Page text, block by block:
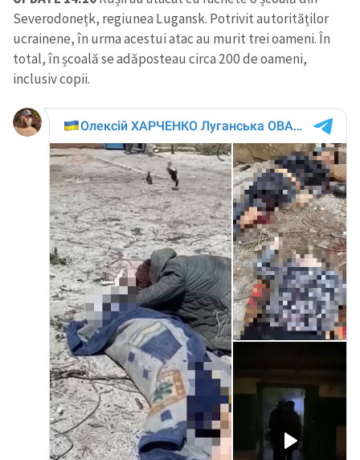
Severodonețk, regiunea Lugansk. Potrivit autorităților
ucrainene, în urma acestui atac au murit trei oameni. În
total, în școală se adăposteau circa 200 de oameni,
inclusiv copii.
CONTACT SURSĂ
Sursă anonimă
Email+ Emailul meu
Telefon
+ Telefon personal
Am citit și sunt de
acord cupolitica de
confidențialitate.
TRIMITE ȘTIREA